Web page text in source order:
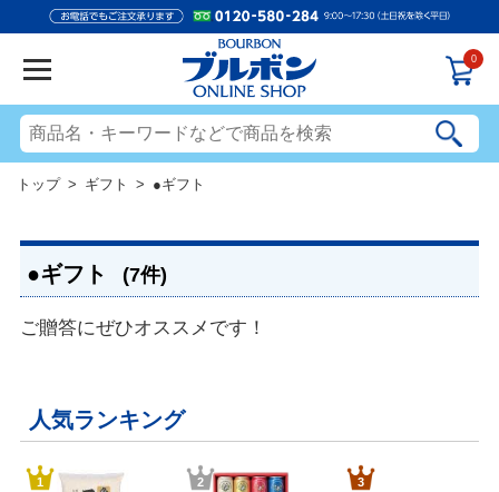
0
トップ> ギフト > ●ギフト
●ギフト (7件)
ご贈答にぜひオススメです！
人気ランキング
1 2 3